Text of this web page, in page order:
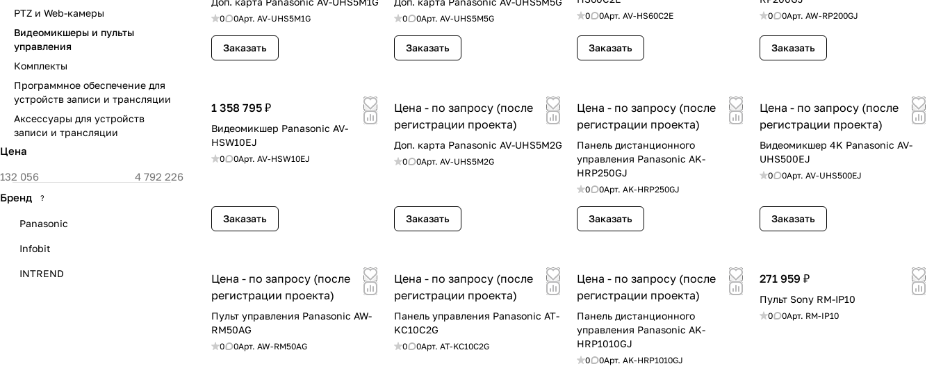
0 0Арт. AV-UHS5M1G
Заказать
0 0Арт. AV-UHS5M5G
Заказать
0 0Арт. AV-HS60C2E
Заказать
0 0Арт. AW-RP200GJ
Заказать
1 358 795 ₽
Видеомикшер Panasonic AV-
HSW10EJ
0 0Арт. AV-HSW10EJ
Заказать
Цена - по запросу (после
регистрации проекта)
Доп. карта Panasonic AV-UHS5M2G
0 0Арт. AV-UHS5M2G
Заказать
Цена - по запросу (после
регистрации проекта)
Панель дистанционного
управления Panasonic AK-
HRP250GJ
0 0Арт. AK-HRP250GJ
Заказать
Цена - по запросу (после
регистрации проекта)
Видеомикшер 4K Panasonic AV-
UHS500EJ
0 0Арт. AV-UHS500EJ
Заказать
Цена - по запросу (после
регистрации проекта)
Пульт управления Panasonic AW-
RM50AG
0 0Арт. AW-RM50AG
Цена - по запросу (после
регистрации проекта)
Панель управления Panasonic AT-
KC10C2G
0 0Арт. AT-KC10C2G
Цена - по запросу (после
регистрации проекта)
Панель дистанционного
управления Panasonic AK-
HRP1010GJ
0 0Арт. AK-HRP1010GJ
271 959 ₽
Пульт Sony RM-IP10
0 0Арт. RM-IP10
PTZ и Web-камеры
Видеомикшеры и пульты
управления
Комплекты
Программное обеспечение для
устройств записи и трансляции
Аксессуары для устройств
записи и трансляции
Цена
Бренд ?
Panasonic
Infobit
INTREND